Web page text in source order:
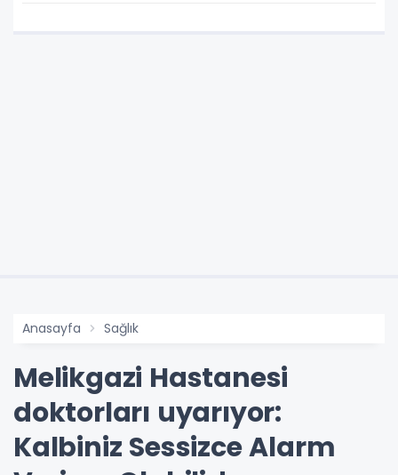
Anasayfa Sağlık
Melikgazi Hastanesi
doktorları uyarıyor:
Kalbiniz Sessizce Alarm